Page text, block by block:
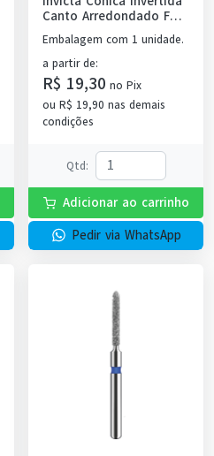
Canto Arredondado FG-
AMERICAN BURRS
Embalagem com 1 unidade.
a partir de:
R$ 19,30 no Pix
ou R$ 19,90 nas demais
condições
Qtd:
Adicionar ao carrinho
Pedir via WhatsApp